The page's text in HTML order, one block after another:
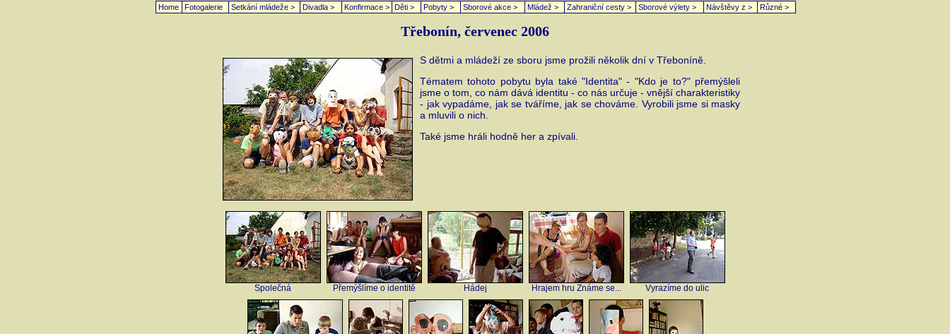
Třebonín, červenec 2006
S dětmi a mládeží ze sboru jsme prožili několik dní v Třeboníně.
Tématem tohoto pobytu byla také "Identita" - "Kdo je to?" přemýšleli
jsme o tom, co nám dává identitu - co nás určuje - vnější charakteristiky
- jak vypadáme, jak se tváříme, jak se chováme. Vyrobili jsme si masky
a mluvili o nich.
Také jsme hráli hodně her a zpívali.
Společná Přemýšlíme o identitě Hádej Hrajem hru Známe se... Vyrazíme do ulic
Home Fotogalerie Setkání mládeže > Divadla > Konfirmace > Děti > Pobyty > Sborové akce > Mládež > Zahraniční cesty > Sborové výlety > Návštěvy z > Různé >